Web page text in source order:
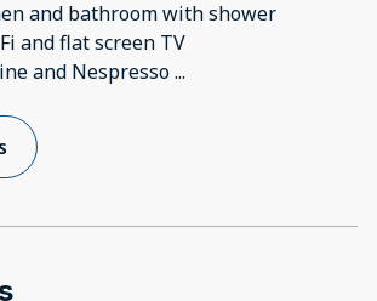
and bathroom with shower
and flat screen TV
and Nespresso...